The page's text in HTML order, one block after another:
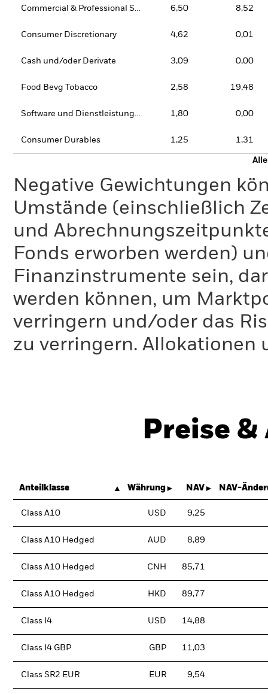
Commercial & Professional Services 6,50 8,52
Consumer Discretionary 4,62 0,01
Cash und/oder Derivate 3,09 0,00
Food Bevg Tobacco 2,58 19,48
Software und Dienstleistungen 1,80 0,00
Consumer Durables 1,25 1,31
Negative Gewichtungen
Umstände (einschließlich
und
Fonds erworben werden)
Finanzinstrumente sein,
werden können, um
verringern und/oder das
zu verringern. Allokationen
Preise
Anteilklasse Währung NAV NAV-
Class A10 USD 9,25
Class A10 Hedged AUD 8,89
Class A10 Hedged CNH 85,71
Class A10 Hedged HKD 89,77
Class I4 USD 14,88
Class I4 GBP GBP 11,03
Class SR2 EUR EUR 9,54